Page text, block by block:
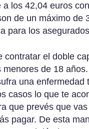
a los 42,04 euros
de un máximo de
para los
contratar el doble
de 18
una
casos lo que te
que prevés que
pagar. De esta